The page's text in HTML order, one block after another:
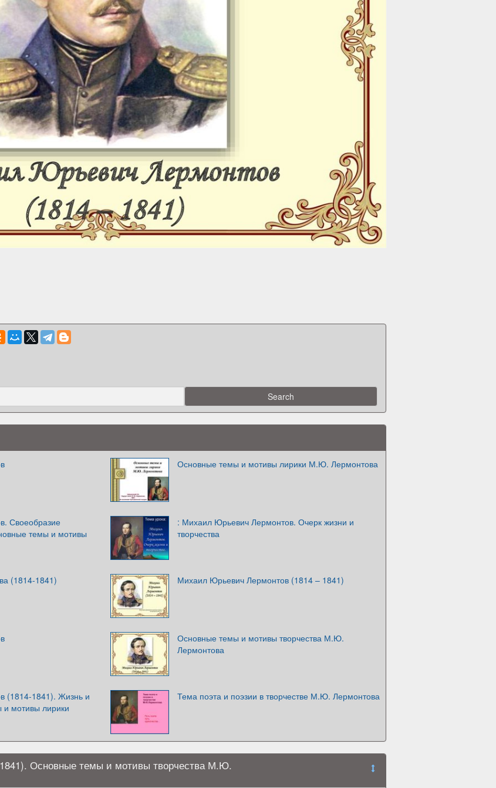
Основные темы и мотивы лирики М.Ю. Лермонтова
Своеобразие
темы и мотивы
: Михаил Юрьевич Лермонтов. Очерк жизни и
творчества
(1814-1841) Михаил Юрьевич Лермонтов (1814 – 1841)
Основные темы и мотивы творчества М.Ю.
Лермонтова
(1814-1841). Жизнь и
и мотивы лирики
Тема поэта и поэзии в творчестве М.Ю. Лермонтова
Основные темы и мотивы творчества М.Ю.